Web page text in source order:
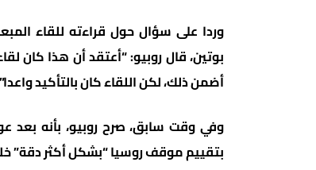
وردا على سؤال حول قراءته للقاء
بوتين، قال روبيو: “أعتقد أن هذا كان
أضمن ذلك، لكن اللقاء كان بالتأكيد
وفي وقت سابق، صرح روبيو، بأنه بعد
بتقييم موقف روسيا “بشكل أكثر دقة”